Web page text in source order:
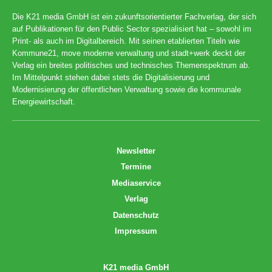
Die K21 media GmbH ist ein zukunftsorientierter Fachverlag, der sich
auf Publikationen für den Public Sector spezialisiert hat – sowohl im
Print- als auch im Digitalbereich. Mit seinen etablierten Titeln wie
Kommune21, move moderne verwaltung und stadt+werk deckt der
Verlag ein breites politisches und technisches Themenspektrum ab.
Im Mittelpunkt stehen dabei stets die Digitalisierung und
Modernisierung der öffentlichen Verwaltung sowie die kommunale
Energiewirtschaft.
Newsletter
Termine
Mediaservice
Verlag
Datenschutz
Impressum
K21 media GmbH